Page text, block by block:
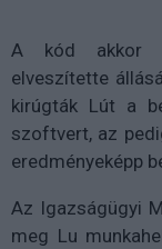
A kód akkor
elveszítette
kirúgták Lút a
szoftvert, az
eredményeképp
Az Igazságügyi
meg Lu